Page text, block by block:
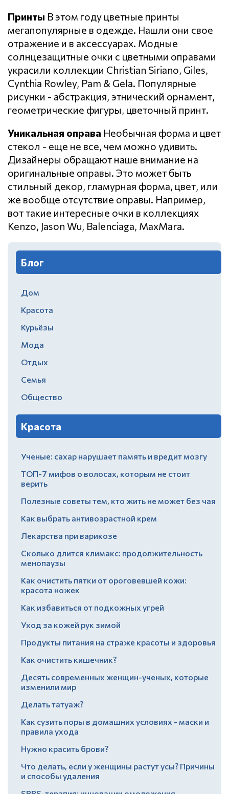
Принты В этом году цветные принты
мегапопулярные в одежде. Нашли они свое
отражение и в аксессуарах. Модные
солнцезащитные очки с цветными оправами
украсили коллекции Christian Siriano, Giles,
Cynthia Rowley, Pam & Gela. Популярные
рисунки - абстракция, этнический орнамент,
геометрические фигуры, цветочный принт.
Уникальная оправа Необычная форма и цвет
стекол - еще не все, чем можно удивить.
Дизайнеры обращают наше внимание на
оригинальные оправы. Это может быть
стильный декор, гламурная форма, цвет, или
же вообще отсутствие оправы. Например,
вот такие интересные очки в коллекциях
Kenzo, Jason Wu, Balenciaga, MaxMara.
Блог
Дом
Красота
Курьёзы
Мода
Отдых
Семья
Общество
Красота
Ученые: сахар нарушает память и вредит мозгу
ТОП-7 мифов о волосах, которым не стоит
верить
Полезные советы тем, кто жить не может без чая
Как выбрать антивозрастной крем
Лекарства при варикозе
Сколько длится климакс: продолжительность
менопаузы
Как очистить пятки от ороговевшей кожи:
красота ножек
Как избавиться от подкожных угрей
Уход за кожей рук зимой
Продукты питания на страже красоты и здоровья
Как очистить кишечник?
Десять современных женщин-ученых, которые
изменили мир
Делать татуаж?
Как сузить поры в домашних условиях - маски и
правила ухода
Нужно красить брови?
Что делать, если у женщины растут усы? Причины
и способы удаления